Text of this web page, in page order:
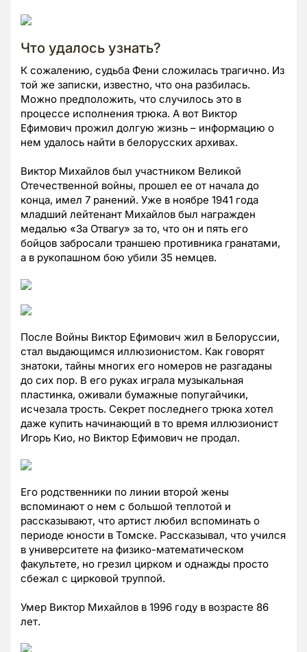
Что удалось узнать?
К сожалению, судьба Фени сложилась трагично. Из
той же записки, известно, что она разбилась.
Можно предположить, что случилось это в
процессе исполнения трюка. А вот Виктор
Ефимович прожил долгую жизнь – информацию о
нем удалось найти в белорусских архивах.
Виктор Михайлов был участником Великой
Отечественной войны, прошел ее от начала до
конца, имел 7 ранений. Уже в ноябре 1941 года
младший лейтенант Михайлов был награжден
медалью «За Отвагу» за то, что он и пять его
бойцов забросали траншею противника гранатами,
а в рукопашном бою убили 35 немцев.
После Войны Виктор Ефимович жил в Белоруссии,
стал выдающимся иллюзионистом. Как говорят
знатоки, тайны многих его номеров не разгаданы
до сих пор. В его руках играла музыкальная
пластинка, оживали бумажные попугайчики,
исчезала трость. Секрет последнего трюка хотел
даже купить начинающий в то время иллюзионист
Игорь Кио, но Виктор Ефимович не продал.
Его родственники по линии второй жены
вспоминают о нем с большой теплотой и
рассказывают, что артист любил вспоминать о
периоде юности в Томске. Рассказывал, что учился
в университете на физико-математическом
факультете, но грезил цирком и однажды просто
сбежал с цирковой труппой.
Умер Виктор Михайлов в 1996 году в возрасте 86
лет.